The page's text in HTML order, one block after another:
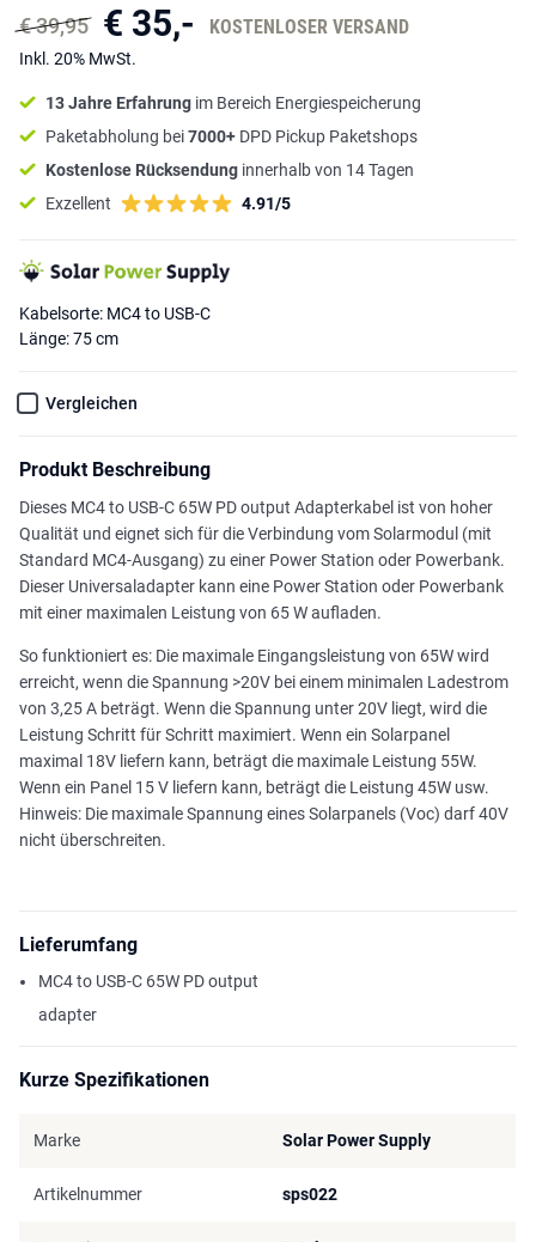
€ 39,95 € 35,- KOSTENLOSER VERSAND
Inkl. 20% MwSt.
13 Jahre Erfahrung im Bereich Energiespeicherung
Paketabholung bei7000+ DPD Pickup Paketshops
Kostenlose Rücksendung innerhalb von 14 Tagen
Exzellent
4.91/5
Kabelsorte: MC4 to USB-C
Länge: 75 cm
Vergleichen
Produkt Beschreibung
Dieses MC4 to USB-C 65W PD output Adapterkabel ist von hoher
Qualität und eignet sich für die Verbindung vom Solarmodul (mit
Standard MC4-Ausgang) zu einer Power Station oder Powerbank.
Dieser Universaladapter kann eine Power Station oder Powerbank
mit einer maximalen Leistung von 65 W aufladen.
So funktioniert es: Die maximale Eingangsleistung von 65W wird
erreicht, wenn die Spannung >20V bei einem minimalen Ladestrom
von 3,25 A beträgt. Wenn die Spannung unter 20V liegt, wird die
Leistung Schritt für Schritt maximiert. Wenn ein Solarpanel
maximal 18V liefern kann, beträgt die maximale Leistung 55W.
Wenn ein Panel 15 V liefern kann, beträgt die Leistung 45W usw.
Hinweis: Die maximale Spannung eines Solarpanels (Voc) darf 40V
nicht überschreiten.
Lieferumfang
MC4 to USB-C 65W PD output
adapter
Kurze Spezifikationen
Marke Solar Power Supply
Artikelnummer sps022